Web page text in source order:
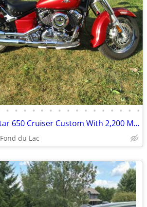
• • • • • • • • • • • • • • • •
2009 Yamaha V-Star 650 Cruiser Custom With 2,200 Miles
Fond du Lac